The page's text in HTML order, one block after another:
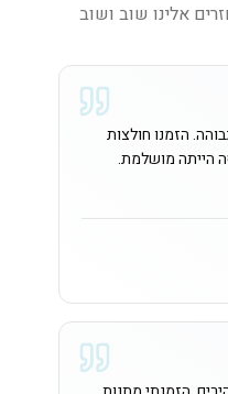
אלינו שוב ושוב
הזמנו חולצות
הייתה מושלמת.